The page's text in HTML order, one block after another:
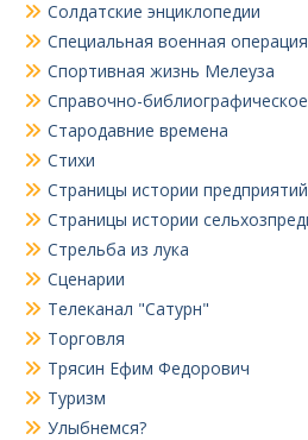
Солдатские энциклопедии
Специальная военная
Спортивная жизнь Мелеуза
Справочно-
Стародавние времена
Стихи
Страницы истории предприятий
Страницы истории
Стрельба из лука
Сценарии
Телеканал "Сатурн"
Торговля
Трясин Ефим Федорович
Туризм
Улыбнемся?